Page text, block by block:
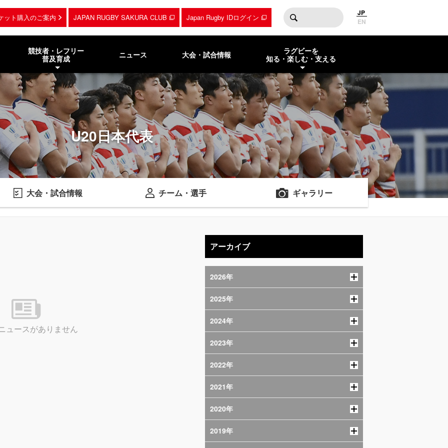
ット購入のご案内 JAPAN RUGBY SAKURA CLUB Japan Rugby IDログイン
JP
EN
競技者・レフリー
普及育成
ニュース 大会・試合情報
ラグビーを
知る・楽しむ・支える
U20日本代表
大会・試合情報 チーム・選手 ギャラリー
ュースがありません
アーカイブ
2026年
2025年
2024年
2023年
2022年
2021年
2020年
2019年